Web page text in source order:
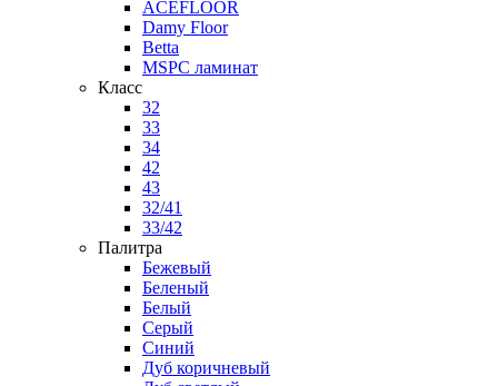
ACEFLOOR
Damy Floor
Betta
MSPC ламинат
Класс
32
33
34
42
43
32/41
33/42
Палитра
Бежевый
Беленый
Белый
Серый
Синий
Дуб коричневый